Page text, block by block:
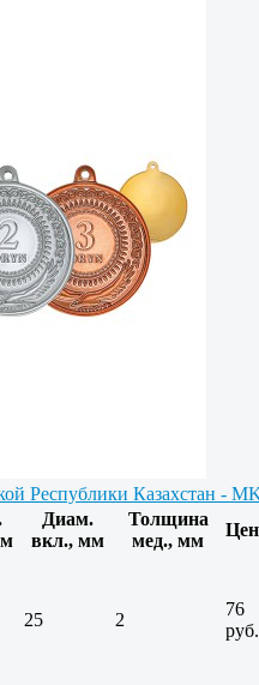
Республики Казахстан -
Диам.
вкл., мм
Толщина
мед., мм
25 2
76
руб.